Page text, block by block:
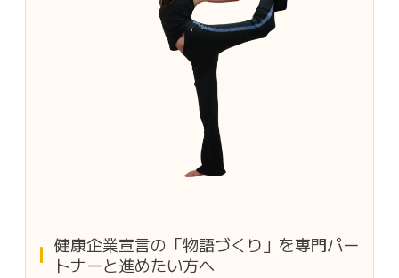
健康企業宣言の「物語づくり」を専門パー
トナーと進めたい方へ